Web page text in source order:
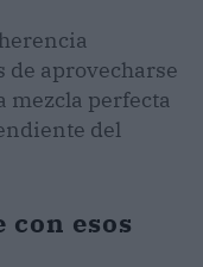
de aprovecharse
mezcla perfecta
del
con esos